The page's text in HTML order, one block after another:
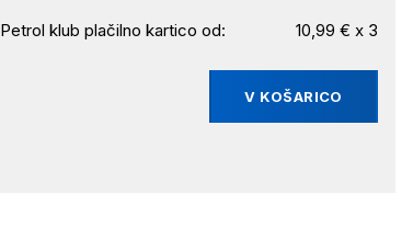
klub plačilno kartico od: 10,99 € x 3
V KOŠARICO